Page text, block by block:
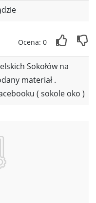
Ocena: 0
Sokołów na
materiał .
( sokole oko )